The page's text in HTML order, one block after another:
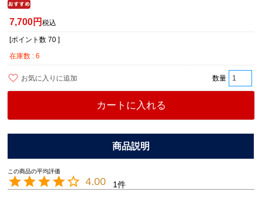
7,700 税込
[ポイント数 70 ]
在庫数
6
お気に入りに追加
カートに入れる
4.00 1